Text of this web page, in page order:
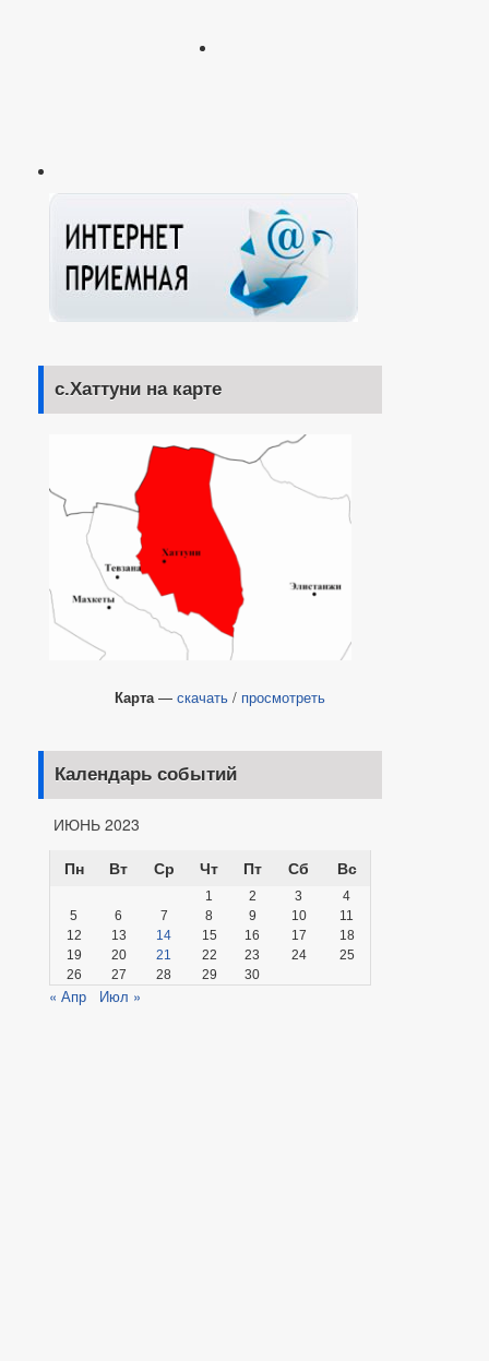
с.Хаттуни на карте
Карта— скачать / просмотреть
Календарь событий
ИЮНЬ 2023
Пн
Вт Ср Чт Пт Сб Вс
1 2 3
4
5
6 7 8 9 10
11
12
13 14 15 16 17
18
19
20 21 22 23 24
25
26
27 28 29 30
« Апр Июл »